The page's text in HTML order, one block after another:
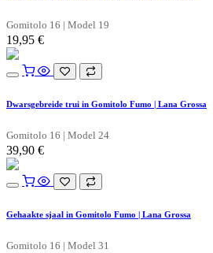
Gomitolo 16 | Model 19
19,95 €
Dwarsgebreide trui in Gomitolo Fumo | Lana Grossa
Gomitolo 16 | Model 24
39,90 €
Gehaakte sjaal in Gomitolo Fumo | Lana Grossa
Gomitolo 16 | Model 31